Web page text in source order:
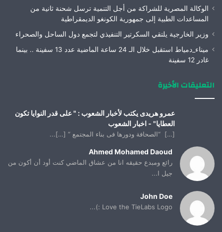
الوكالة المصرية للشراكة من أجل التنمية ترسل شحنة ثانية من
المساعدات الطبية إلى جمهورية الكونغو الديمقراطية
وزير الخارجية يلتقي السكرتير التنفيذي لتجمع دول الساحل والصحراء
ميناء_دمياط استقبل خلال الـ 24 ساعة الماضية عدد 13 سفينة .. بينما
غادر 12 سفينة
التعليقات الأخيرة
عمرو هريدى يكتب لأخبار الشعوب : " على قدر النوايا تكون
العطايا" - اخبار الشعوب
[…] “الصحافة ودورها فى بناء المجتمع “ […]...
Ahmed Mohamed Daoud
رائع ومبدع حقيقه انا من عشاق الماضي كنت أود أن أكون من
جيل ا...
John Doe
Love the TieLabs Logo :)...